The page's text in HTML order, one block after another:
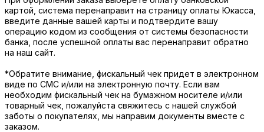
картой, система перенаправит на страницу оплаты Юкасса,
введите данные вашей карты и подтвердите вашу
операцию кодом из сообщения от системы безопасности
банка, после успешной оплаты вас перенаправит обратно
на наш сайт.
*Обратите внимание, фискальный чек придет в электронном
виде по СМС и/или на электронную почту. Если вам
необходим фискальный чек на бумажном носителе и/или
товарный чек, пожалуйста свяжитесь с нашей службой
заботы о покупателях, мы направим документы вместе с
заказом.